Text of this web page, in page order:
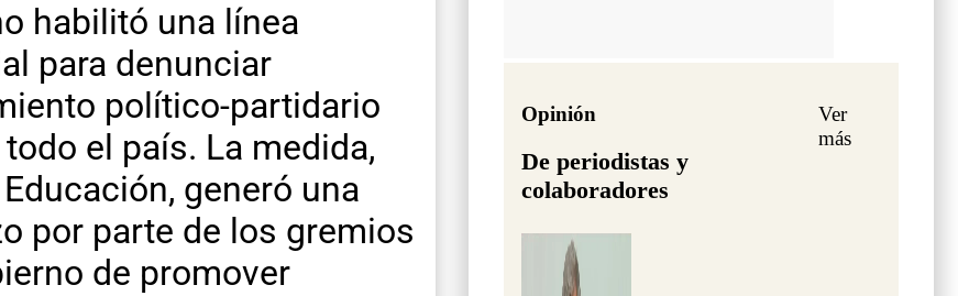
habilitó una línea
para denunciar
político-partidario
el país. La medida,
generó una
por parte de los gremios
de promover
Opinión
De periodistas y
colaboradores
Ver
más